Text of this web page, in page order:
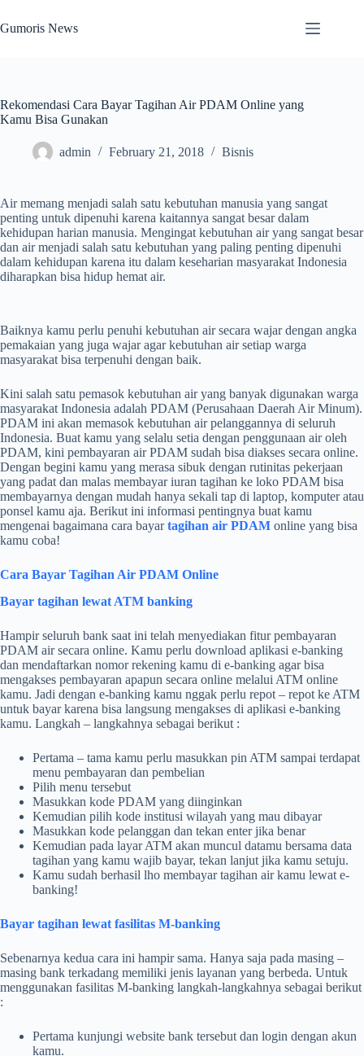
to
content
Gumoris News
Rekomendasi Cara Bayar Tagihan Air PDAM Online yang
Kamu Bisa Gunakan
admin February 21, 2018 Bisnis
Air memang menjadi salah satu kebutuhan manusia yang sangat
penting untuk dipenuhi karena kaitannya sangat besar dalam
kehidupan harian manusia. Mengingat kebutuhan air yang sangat besar
dan air menjadi salah satu kebutuhan yang paling penting dipenuhi
dalam kehidupan karena itu dalam keseharian masyarakat Indonesia
diharapkan bisa hidup hemat air.
Baiknya kamu perlu penuhi kebutuhan air secara wajar dengan angka
pemakaian yang juga wajar agar kebutuhan air setiap warga
masyarakat bisa terpenuhi dengan baik.
Kini salah satu pemasok kebutuhan air yang banyak digunakan warga
masyarakat Indonesia adalah PDAM (Perusahaan Daerah Air Minum).
PDAM ini akan memasok kebutuhan air pelanggannya di seluruh
Indonesia. Buat kamu yang selalu setia dengan penggunaan air oleh
PDAM, kini pembayaran air PDAM sudah bisa diakses secara online.
Dengan begini kamu yang merasa sibuk dengan rutinitas pekerjaan
yang padat dan malas membayar iuran tagihan ke loko PDAM bisa
membayarnya dengan mudah hanya sekali tap di laptop, komputer atau
ponsel kamu aja. Berikut ini informasi pentingnya buat kamu
mengenai bagaimana cara bayartagihan air PDAM online yang bisa
kamu coba!
Cara Bayar Tagihan Air PDAM Online
Bayar tagihan lewat ATM banking
Hampir seluruh bank saat ini telah menyediakan fitur pembayaran
PDAM air secara online. Kamu perlu download aplikasi e-banking
dan mendaftarkan nomor rekening kamu di e-banking agar bisa
mengakses pembayaran apapun secara online melalui ATM online
kamu. Jadi dengan e-banking kamu nggak perlu repot – repot ke ATM
untuk bayar karena bisa langsung mengakses di aplikasi e-banking
kamu. Langkah – langkahnya sebagai berikut :
Pertama – tama kamu perlu masukkan pin ATM sampai terdapat
menu pembayaran dan pembelian
Pilih menu tersebut
Masukkan kode PDAM yang diinginkan
Kemudian pilih kode institusi wilayah yang mau dibayar
Masukkan kode pelanggan dan tekan enter jika benar
Kemudian pada layar ATM akan muncul datamu bersama data
tagihan yang kamu wajib bayar, tekan lanjut jika kamu setuju.
Kamu sudah berhasil lho membayar tagihan air kamu lewat e-
banking!
Bayar tagihan lewat fasilitas M-banking
Sebenarnya kedua cara ini hampir sama. Hanya saja pada masing –
masing bank terkadang memiliki jenis layanan yang berbeda. Untuk
menggunakan fasilitas M-banking langkah-langkahnya sebagai berikut
:
Pertama kunjungi website bank tersebut dan login dengan akun
kamu.